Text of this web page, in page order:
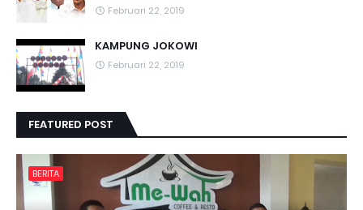
Februari 22, 2019
KAMPUNG JOKOWI
Februari 22, 2019
FEATURED POST
BERITA